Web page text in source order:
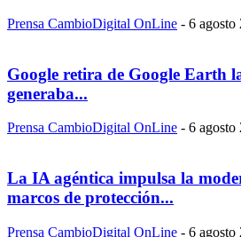
Prensa CambioDigital OnLine - 6 agosto
Google retira de Google Earth
generaba...
Prensa CambioDigital OnLine - 6 agosto
La IA agéntica impulsa la
marcos de protección...
Prensa CambioDigital OnLine - 6 agosto